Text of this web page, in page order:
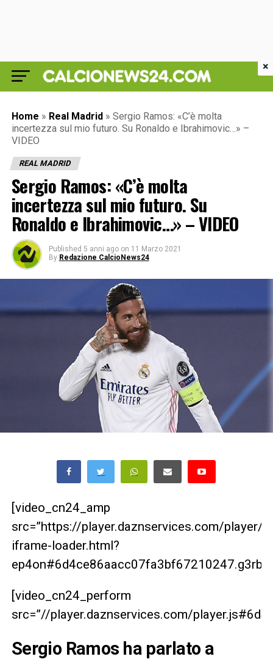
Home » Real Madrid » Sergio Ramos: «C’è molta
incertezza sul mio futuro. Su Ronaldo e Ibrahimovic…» –
VIDEO
REAL MADRID
Sergio Ramos: «C’è molta
incertezza sul mio futuro. Su
Ronaldo e Ibrahimovic…» – VIDEO
Published 5 anni ago on 11 Marzo 2021
By Redazione CalcioNews24
[video_cn24_amp
src=”https://player.daznservices.com/player/
iframe-loader.html?
[video_cn24_perform
src=”//player.daznservices.com/
Sergio Ramos ha parlato a
×